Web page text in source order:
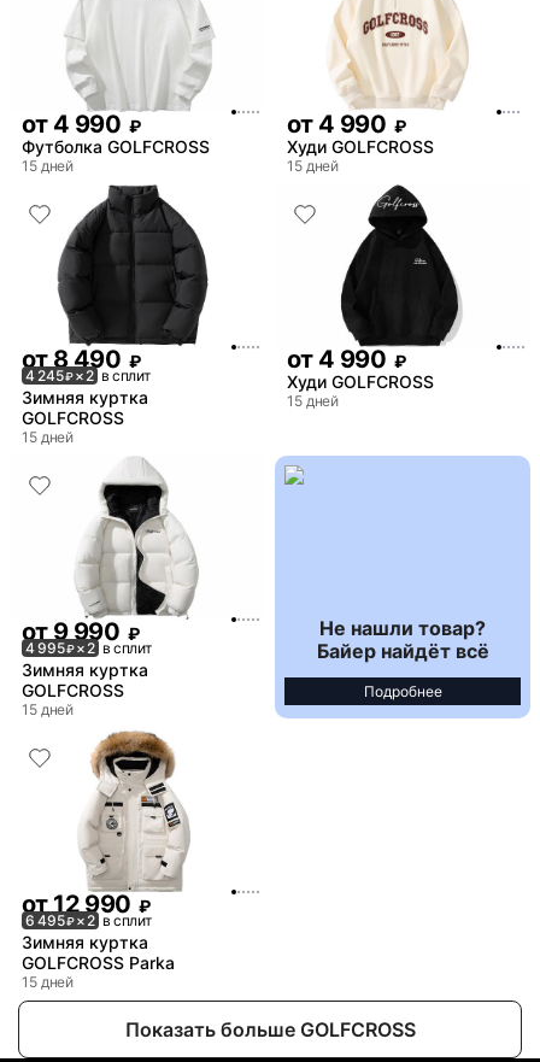
от 4 990 ₽
Футболка GOLFCROSS
15 дней
от 4 990 ₽
Худи GOLFCROSS
15 дней
от8 490 ₽
4 245₽× 2 в сплит
Зимняя куртка
GOLFCROSS
15 дней
от 4 990 ₽
Худи GOLFCROSS
15 дней
от9 990 ₽
4 995₽× 2 в сплит
Зимняя куртка
GOLFCROSS
15 дней
Не нашли товар?
Байер найдёт всё
Подробнее
от12 990 ₽
6 495₽× 2 в сплит
Зимняя куртка
GOLFCROSS Parka
15 дней
Показать больше GOLFCROSS